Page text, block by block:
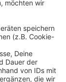
saniert
Es gibt
ein
und